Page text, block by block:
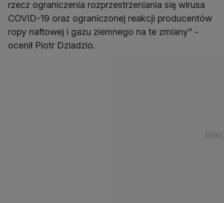
rzecz ograniczenia rozprzestrzeniania się wirusa
COVID-19 oraz ograniczonej reakcji producentów
ropy naftowej i gazu ziemnego na te zmiany" -
ocenił Piotr Dziadzio.